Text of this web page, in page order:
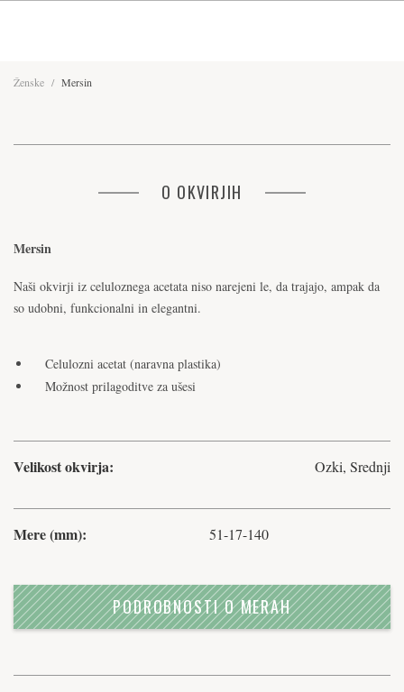
Ženske / Mersin
O OKVIRJIH
Mersin
Naši okvirji iz celuloznega acetata niso narejeni le, da trajajo, ampak da
so udobni, funkcionalni in elegantni.
Celulozni acetat (naravna plastika)
Možnost prilagoditve za ušesi
Velikost okvirja: Ozki, Srednji
Mere (mm): 51-17-140
PODROBNOSTI O MERAH